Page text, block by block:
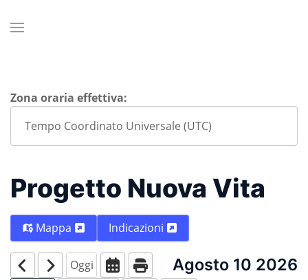
Zona oraria effettiva:
Progetto Nuova Vita
Mappa Indicazioni
Oggi Agosto 10 2026